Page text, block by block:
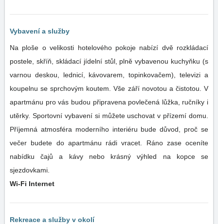
Vybavení a služby
Na ploše o velikosti hotelového pokoje nabízí dvě rozkládací
postele, skříň, skládací jídelní stůl, plně vybavenou kuchyňku (s
varnou deskou, lednicí, kávovarem, topinkovačem), televizi a
koupelnu se sprchovým koutem. Vše září novotou a čistotou. V
apartmánu pro vás budou připravena povlečená lůžka, ručníky i
utěrky. Sportovní vybavení si můžete uschovat v přízemí domu.
Příjemná atmosféra moderního interiéru bude důvod, proč se
večer budete do apartmánu rádi vracet. Ráno zase oceníte
nabídku čajů a kávy nebo krásný výhled na kopce se
sjezdovkami.
Wi-Fi Internet
Rekreace a služby v okolí